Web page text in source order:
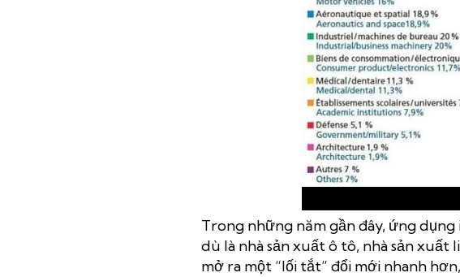
Trong những năm gần đây, ứng
dù là nhà sản xuất ô tô, nhà sản xuất
mở ra một “lối tắt” đổi mới nhanh